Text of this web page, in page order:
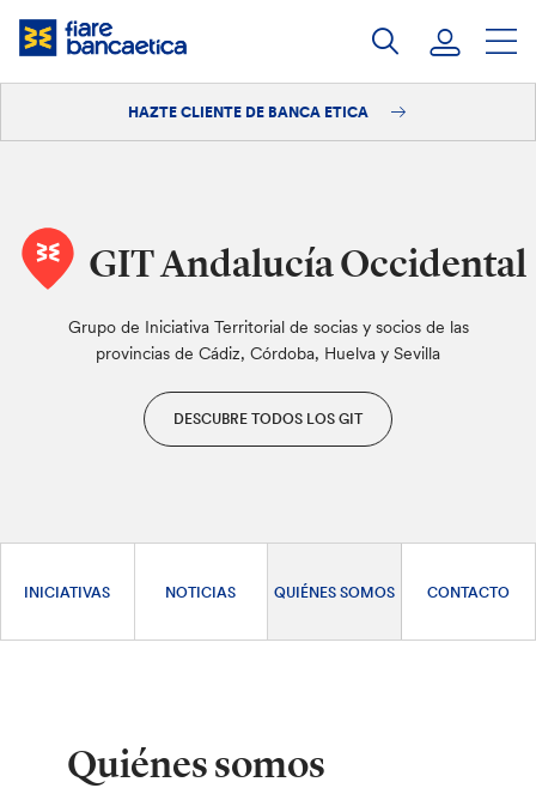
Saltar
HAZTE CLIENTE DE BANCA ETICA
GIT Andalucía Occidental
Grupo de Iniciativa Territorial de socias y socios de las
provincias de Cádiz, Córdoba, Huelva y Sevilla
DESCUBRE TODOS LOS GIT
INICIATIVAS NOTICIAS QUIÉNES SOMOS CONTACTO
Quiénes somos